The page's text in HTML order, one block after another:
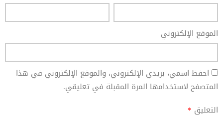
الموقع الإلكتروني
احفظ اسمي، بريدي الإلكتروني، والموقع الإلكتروني في هذا
المتصفح لاستخدامها المرة المقبلة في تعليقي.
التعليق *